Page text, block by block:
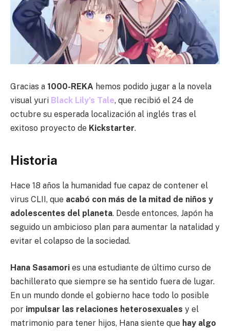
Gracias a 1000-REKA hemos podido jugar a la novela
visual yuri Black Lily’s Tale, que recibió el 24 de
octubre su esperada localización al inglés tras el
exitoso proyecto de Kickstarter.
Historia
Hace 18 años la humanidad fue capaz de contener el
virus CLII, que acabó con más de la mitad de niños y
adolescentes del planeta. Desde entonces, Japón ha
seguido un ambicioso plan para aumentar la natalidad y
evitar el colapso de la sociedad.
Hana Sasamori es una estudiante de último curso de
bachillerato que siempre se ha sentido fuera de lugar.
En un mundo donde el gobierno hace todo lo posible
por impulsar las relaciones heterosexuales y el
matrimonio para tener hijos, Hana siente que hay algo